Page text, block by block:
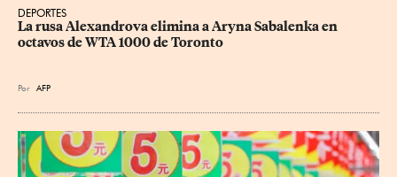
DEPORTES
La rusa Alexandrova elimina a Aryna Sabalenka en
octavos de WTA 1000 de Toronto
Por AFP